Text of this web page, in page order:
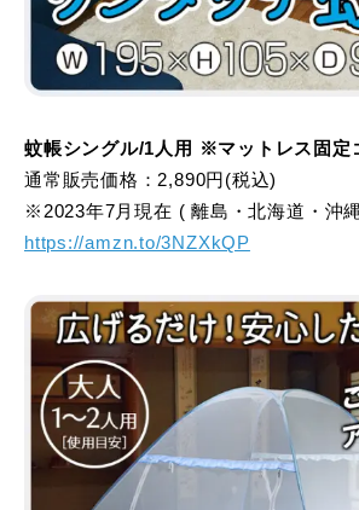
蚊帳シングル/1人用 ※マットレス固定
通常販売価格：2,890円(税込)
※2023年7月現在 ( 離島・北海道・沖
https://amzn.to/3NZXkQP